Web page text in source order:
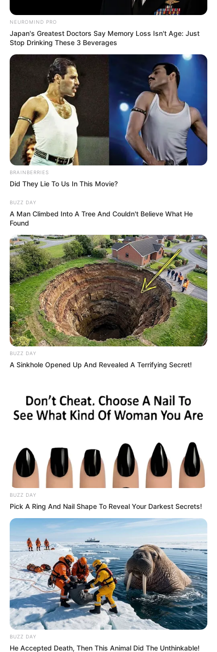
in
Magyar Péter újabb frontot
nyitott Sulyok Tamás ügyében
• May 11, 2026
Magyar Péter újabb frontot nyitott Sulyok Tamás
ügyében
Magyar Péter nem engedi el Sulyok Tamás ügyét. A
frissen megválasztott miniszterelnök újabb
Facebook-posztban szólította fel távozásra a
NEUROMIND PRO
Japan's Greatest Doctors Say Memory Loss Isn't Age: Just
Stop Drinking These 3 Beverages
BRAINBERRIES
Did They Lie To Us In This Movie?
BUZZ DAY
A Man Climbed Into A Tree And Couldn't Believe What He
Found
BUZZ DAY
A Sinkhole Opened Up And Revealed A Terrifying Secret!
BUZZ DAY
Pick A Ring And Nail Shape To Reveal Your Darkest Secrets!
BUZZ DAY
He Accepted Death, Then This Animal Did The Unthinkable!